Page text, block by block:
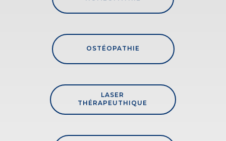
OSTÉOPATHIE
LASER
THÉRAPEUTHIQUE